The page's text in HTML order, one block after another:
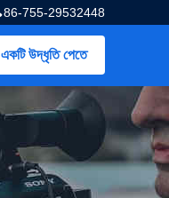
86-755-29532448
একটি উদ্ধৃতি পেতে